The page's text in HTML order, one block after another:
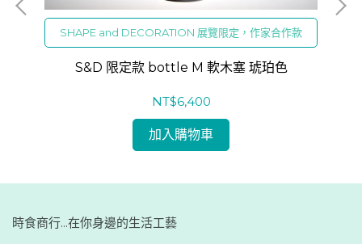
SHAPE and DECORATION 展覽限定，作家合作款
S&D 限定款 bottle M 軟木塞 琥珀色
NT$6,400
加入購物車
時食商行...在你身邊的生活工藝